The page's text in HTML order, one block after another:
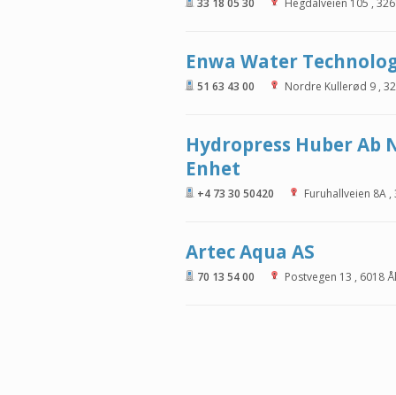
33 18 05 30 Hegdalveien 105 ,
Enwa Water
51 63 43 00 Nordre Kullerød 9 ,
Hydropress Huber Ab
Enhet
+4 73 30 50420 Furuhallveien 8A ,
Artec Aqua AS
70 13 54 00 Postvegen 13 , 6018